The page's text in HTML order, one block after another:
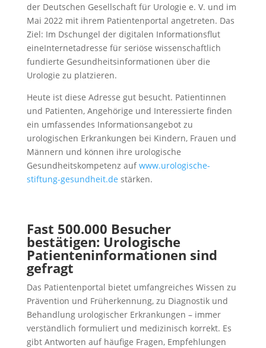
der Deutschen Gesellschaft für Urologie e. V. und im
Mai 2022 mit ihrem Patientenportal angetreten. Das
Ziel: Im Dschungel der digitalen Informationsflut
eineInternetadresse für seriöse wissenschaftlich
fundierte Gesundheitsinformationen über die
Urologie zu platzieren.
Heute ist diese Adresse gut besucht. Patientinnen
und Patienten, Angehörige und Interessierte finden
ein umfassendes Informationsangebot zu
urologischen Erkrankungen bei Kindern, Frauen und
Männern und können ihre urologische
Gesundheitskompetenz aufwww.urologische-
stiftung-gesundheit.de stärken.
Fast 500.000 Besucher
bestätigen: Urologische
Patienteninformationen sind
gefragt
Das Patientenportal bietet umfangreiches Wissen zu
Prävention und Früherkennung, zu Diagnostik und
Behandlung urologischer Erkrankungen – immer
verständlich formuliert und medizinisch korrekt. Es
gibt Antworten auf häufige Fragen, Empfehlungen